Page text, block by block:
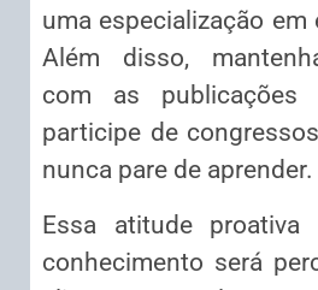
uma especialização em
Além disso,
com as publicações
participe de
nunca pare de aprender.
Essa atitude proativa
conhecimento será